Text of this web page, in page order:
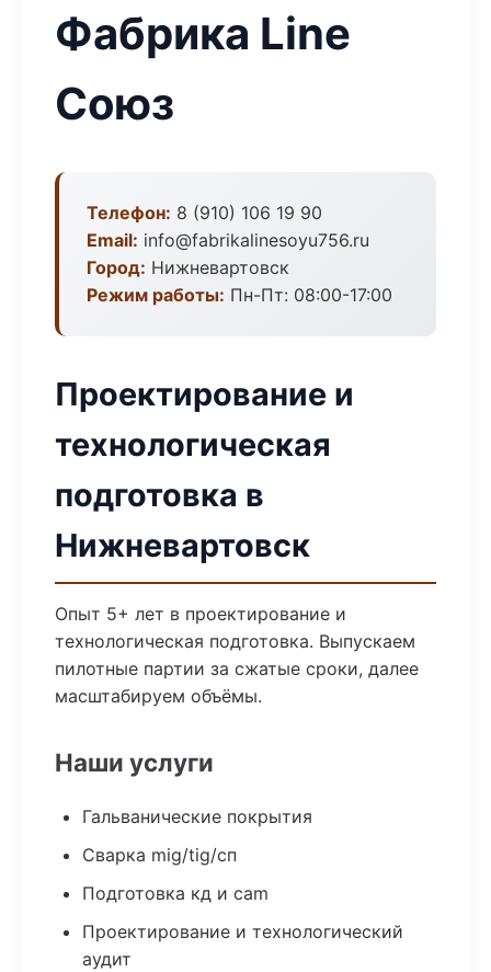
Фабрика Line
Союз
Телефон: 8 (910) 106 19 90
Email: info@fabrikalinesoyu756.ru
Город: Нижневартовск
Режим работы: Пн-Пт: 08:00-17:00
Проектирование и
технологическая
подготовка в
Нижневартовск
Опыт 5+ лет в проектирование и
технологическая подготовка. Выпускаем
пилотные партии за сжатые сроки, далее
масштабируем объёмы.
Наши услуги
Гальванические покрытия
Сварка mig/tig/сп
Подготовка кд и cam
Проектирование и технологический
аудит